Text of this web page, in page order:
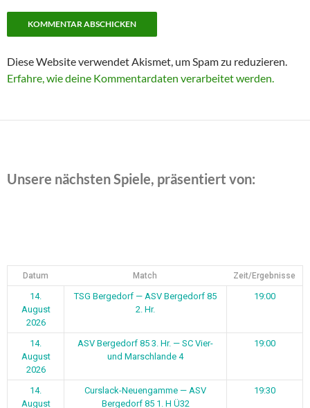
Diese Website verwendet Akismet, um Spam zu reduzieren.
Erfahre, wie deine Kommentardaten verarbeitet werden.
Unsere nächsten Spiele, präsentiert von:
Datum Match Zeit/Ergebnisse
14.
August
2026
TSG Bergedorf — ASV Bergedorf 85
2. Hr.
19:00
14.
August
2026
ASV Bergedorf 85 3. Hr. — SC Vier-
und Marschlande 4
19:00
14.
August
Curslack-Neuengamme — ASV
Bergedorf 85 1. H Ü32
19:30